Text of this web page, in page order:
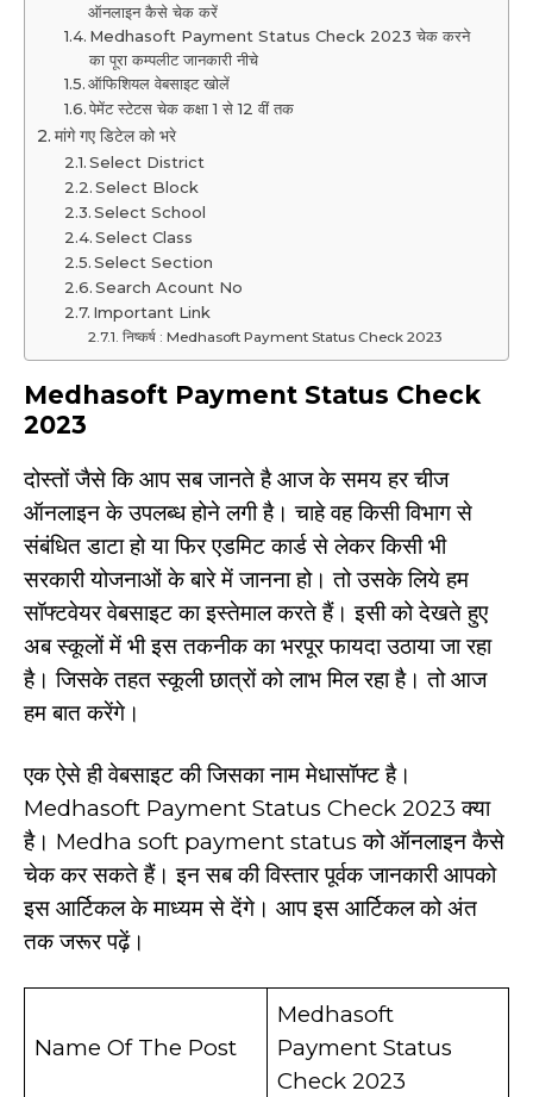
ऑनलाइन कैसे चेक करें
Medhasoft Payment Status Check 2023 चेक करने
का पूरा कम्पलीट जानकारी नीचे
ऑफिशियल वेबसाइट खोलें
पेमेंट स्टेटस चेक कक्षा 1 से 12 वीं तक
मांगे गए डिटेल को भरे
Select District
Select Block
Select School
Select Class
Select Section
Search Acount No
Important Link
निष्कर्ष : Medhasoft Payment Status Check 2023
Medhasoft Payment Status Check
2023
दोस्तों जैसे कि आप सब जानते है आज के समय हर चीज
ऑनलाइन के उपलब्ध होने लगी है। चाहे वह किसी विभाग से
संबंधित डाटा हो या फिर एडमिट कार्ड से लेकर किसी भी
सरकारी योजनाओं के बारे में जानना हो। तो उसके लिये हम
सॉफ्टवेयर वेबसाइट का इस्तेमाल करते हैं। इसी को देखते हुए
अब स्कूलों में भी इस तकनीक का भरपूर फायदा उठाया जा रहा
है। जिसके तहत स्कूली छात्रों को लाभ मिल रहा है। तो आज
हम बात करेंगे।
एक ऐसे ही वेबसाइट की जिसका नाम मेधासॉफ्ट है।
Medhasoft Payment Status Check 2023 क्या
है। Medha soft payment status को ऑनलाइन कैसे
चेक कर सकते हैं। इन सब की विस्तार पूर्वक जानकारी आपको
इस आर्टिकल के माध्यम से देंगे। आप इस आर्टिकल को अंत
तक जरूर पढ़ें।
Name Of The Post
Medhasoft
Payment Status
Check 2023